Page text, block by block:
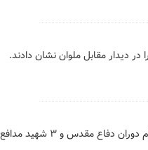
دیدار مقابل ملوان نشان دادند.
همزمان با سالروز شهادت حضرت فاطمه زهرا(س) پیکرهای مطهر ۶ شهید